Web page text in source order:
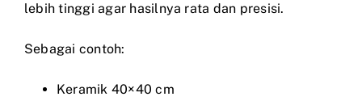
lebih tinggi agar hasilnya rata dan presisi.
Sebagai contoh:
Keramik 40×40 cm